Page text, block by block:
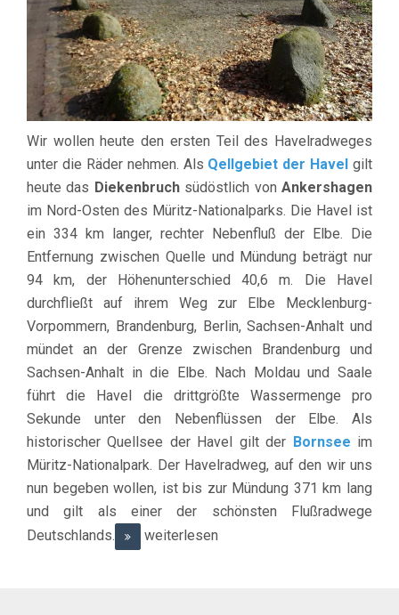
Wir wollen heute den ersten Teil des Havelradweges
unter die Räder nehmen. Als Qellgebiet der Havel gilt
heute das Diekenbruchsüdöstlich vonAnkershagen
im Nord-Osten des Müritz-Nationalparks. Die Havel ist
ein 334 km langer, rechter Nebenfluß der Elbe. Die
Entfernung zwischen Quelle und Mündung beträgt nur
94 km, der Höhenunterschied 40,6 m. Die Havel
durchfließt auf ihrem Weg zur Elbe Mecklenburg-
Vorpommern, Brandenburg, Berlin, Sachsen-Anhalt und
mündet an der Grenze zwischen Brandenburg und
Sachsen-Anhalt in die Elbe. Nach Moldau und Saale
führt die Havel die drittgrößte Wassermenge pro
Sekunde unter den Nebenflüssen der Elbe. Als
historischer Quellsee der Havel gilt der Bornsee im
Müritz-Nationalpark. Der Havelradweg, auf den wir uns
nun begeben wollen, ist bis zur Mündung 371 km lang
und gilt als einer der schönsten Flußradwege
Deutschlands.
weiterlesen